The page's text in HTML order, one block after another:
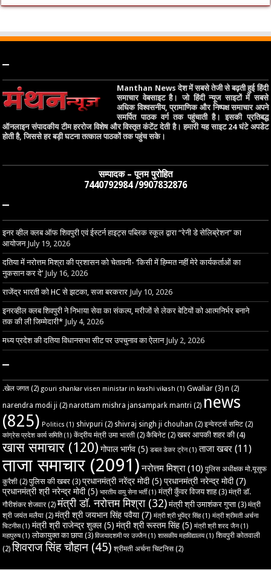
–
Manthan News देश में सबसे तेजी से बढ़ती हुई हिंदी
समाचार वेबसाइट है। जो हिंदी न्यूज साइटों में सबसे
अधिक विश्वसनीय, प्रामाणिक और निष्पक्ष समाचार अपने
समर्पित पाठक वर्ग तक पहुंचाती है। इसकी प्रतिबद्ध
ऑनलाइन संपादकीय टीम हररोज विशेष और विस्तृत कंटेंट देती है। हमारी यह साइट 24 घंटे अपडेट
होती है, जिससे हर बड़ी घटना तत्काल पाठकों तक पहुंच सके।
सम्पादक – पूनम पुरोहित
7440792984 /9907832876
–
इनर व्हील क्लब ऑफ शिवपुरी एवं ईस्टर्न हाइट्स पब्लिक स्कूल द्वारा “रेनी डे सेलिब्रेशन” का
आयोजन July 19, 2026
दतिया में नरोत्तम मिश्रा की प्रशासन को चेतावनी- ‘किसी में हिम्मत नहीं मेरे कार्यकर्ताओं का
नुकसान कर दे’ July 16, 2026
राजेंद्र भारती को HC से झटका, सजा बरकरार July 10, 2026
इनरव्हील क्लब शिवपुरी ने निभाया सेवा का संकल्प, मरीजों से लेकर बेटियों को आत्मनिर्भर बनाने
तक की ली जिम्मेदारी* July 4, 2026
मध्य प्रदेश की दतिया विधानसभा सीट पर उपचुनाव का ऐलान July 2, 2026
–
.खेल जगत (2) gouri shankar visen ministar in krashi vikash (1) Gwaliar (3) n (2)
narendra modi ji (2) narottam mishra jansampark mantri (2) news
(825) Politics (1) shivpuri (2) shivraj singh ji chouhan (2) इन्वेस्टर्स समिट (2)
कांग्रेस प्रदेश कार्य समिति(1) केंद्रीय मंत्री उमा भारती (2) कैबिनेट (2) खबर आपकी शहर की (4)
खास समाचार (120) गोपाल भार्गव (5) डबल डेकर ट्रेन(1) ताजा खबर (11)
ताजा समाचार (2091) नरोत्तम मिश्रा(10) पुलिस अधीक्षक मो.यूसुफ
कुरैशी (2) पुलिस की खबर (3) प्रधानमंत्री नरेंद्र मोदी(5) प्रधानमंत्री नरेन्द्र मोदी(7)
प्रधानमंत्री श्री नरेन्द्र मोदी(5) भारतीय वायु सेना भर्ती(1) मंत्री कुँवर विजय शाह(3) मंत्री डॉ.
गौरीशंकर शेजवार(2) मंत्री डॉ. नरोत्तम मिश्रा(32) मंत्री श्री उमाशंकर गुप्ता (3) मंत्री
श्री जयंत मलैया (2) मंत्री श्री जयभान सिंह पवैया(7) मंत्री श्री भूपेंद्र सिंह(1) मंत्री श्रीमती अर्चना
चिटनीस(1) मंत्री श्री राजेन्द्र शुक्ल(5) मंत्री श्री रूस्तम सिंह (5) मंत्री श्री शरद जैन(1)
महापुरुष(1) लोकायुक्त का छापा (3) विजयादशमी पर उज्‍जैन(1) शासकीय महाविद्यालय(1) शिवपुरी कोतवाली
(2) शिवराज सिंह चौहान (45) श्रीमती अर्चना चिटनिस (2)